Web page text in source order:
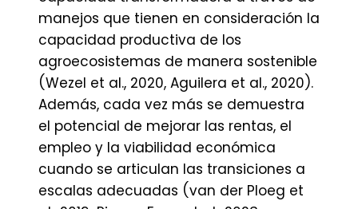
manejos que tienen en consideración la
capacidad productiva de los
agroecosistemas de manera sostenible
(Wezel et al., 2020, Aguilera et al., 2020).
Además, cada vez más se demuestra
el potencial de mejorar las rentas, el
empleo y la viabilidad económica
cuando se articulan las transiciones a
escalas adecuadas (van der Ploeg et